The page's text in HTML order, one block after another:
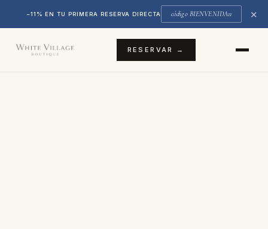
−11% EN TU PRIMERA RESERVA DIRECTA código BIENVENIDA11 ✕
RESERVAR →